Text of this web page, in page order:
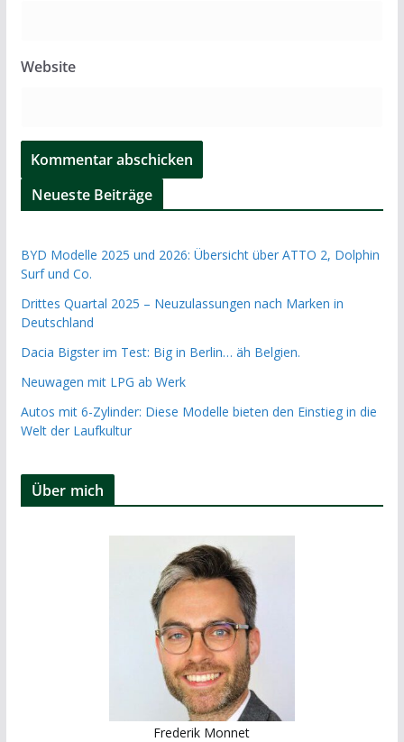
Website
Neueste Beiträge
BYD Modelle 2025 und 2026: Übersicht über ATTO 2, Dolphin
Surf und Co.
Drittes Quartal 2025 – Neuzulassungen nach Marken in
Deutschland
Dacia Bigster im Test: Big in Berlin… äh Belgien.
Neuwagen mit LPG ab Werk
Autos mit 6-Zylinder: Diese Modelle bieten den Einstieg in die
Welt der Laufkultur
Über mich
Frederik Monnet